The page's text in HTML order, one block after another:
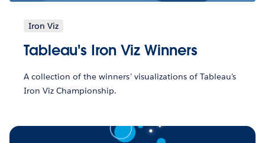
Iron Viz
Tableau's Iron Viz Winners
A collection of the winners' visualizations of Tableau's
Iron Viz Championship.